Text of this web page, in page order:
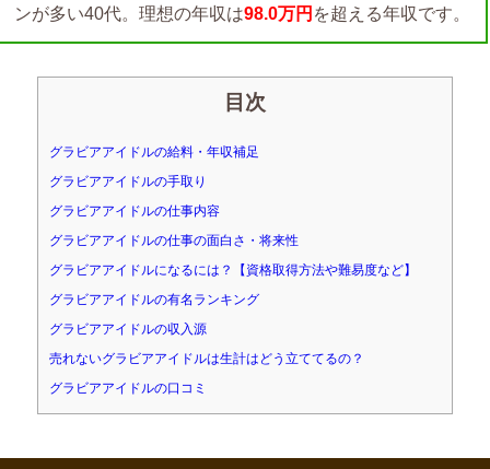
ンが多い40代。理想の年収は98.0万円 を超える年収です。
目次
グラビアアイドルの給料・年収補足
グラビアアイドルの手取り
グラビアアイドルの仕事内容
グラビアアイドルの仕事の面白さ・将来性
グラビアアイドルになるには？【資格取得方法や難易度など】
グラビアアイドルの有名ランキング
グラビアアイドルの収入源
売れないグラビアアイドルは生計はどう立ててるの？
グラビアアイドルの口コミ